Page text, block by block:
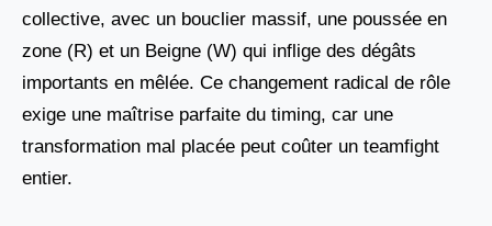
collective, avec un bouclier massif, une poussée en
zone (R) et un Beigne (W) qui inflige des dégâts
importants en mêlée. Ce changement radical de rôle
exige une maîtrise parfaite du timing, car une
transformation mal placée peut coûter un teamfight
entier.